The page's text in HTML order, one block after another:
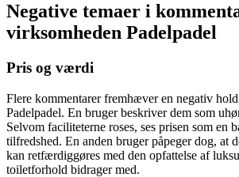
Negative temaer i
virksomheden Padelpadel
Pris og værdi
Flere kommentarer fremhæver en negativ
Padelpadel. En bruger beskriver dem som
Selvom faciliteterne roses, ses prisen som en
tilfredshed. En anden bruger påpeger dog, at
kan retfærdiggøres med den opfattelse af
toiletforhold bidrager med.